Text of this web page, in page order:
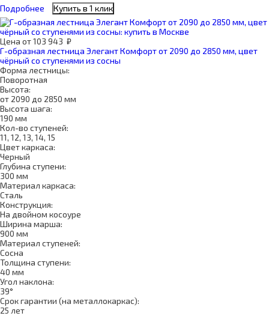
Подробнее
Купить в 1 клик
Цена от103 943 ₽
Г-образная лестница Элегант Комфорт от 2090 до 2850 мм, цвет
чёрный со ступенями из сосны
Форма лестницы:
Поворотная
Высота:
от 2090 до 2850 мм
Высота шага:
190 мм
Кол-во ступеней:
11, 12, 13, 14, 15
Цвет каркаса:
Черный
Глубина ступени:
300 мм
Материал каркаса:
Сталь
Конструкция:
На двойном косоуре
Ширина марша:
900 мм
Материал ступеней:
Сосна
Толщина ступени:
40 мм
Угол наклона:
39°
Срок гарантии (на металлокаркас):
25 лет